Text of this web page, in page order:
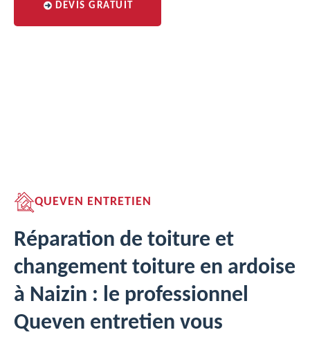
DEVIS GRATUIT
QUEVEN ENTRETIEN
Réparation de toiture et
changement toiture en ardoise
à Naizin : le professionnel
Queven entretien vous